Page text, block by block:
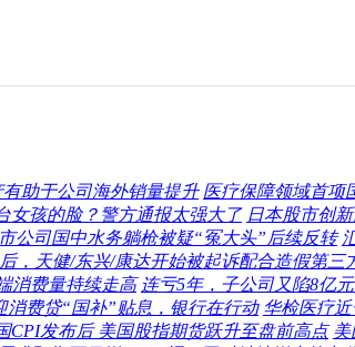
助于公司海外销量提升 医疗保障领域首项
女孩的脸？警方通报太强大了 日本股市创
公司国中水务躺枪被疑“冤大头”后续反转
，天健/东兴/康达开始被起诉配合造假第
消费量持续走高 连亏5年，子公司又陷8亿
消费贷“国补”贴息，银行在行动 华检医疗
CPI发布后 美国股指期货跃升至盘前高点 美